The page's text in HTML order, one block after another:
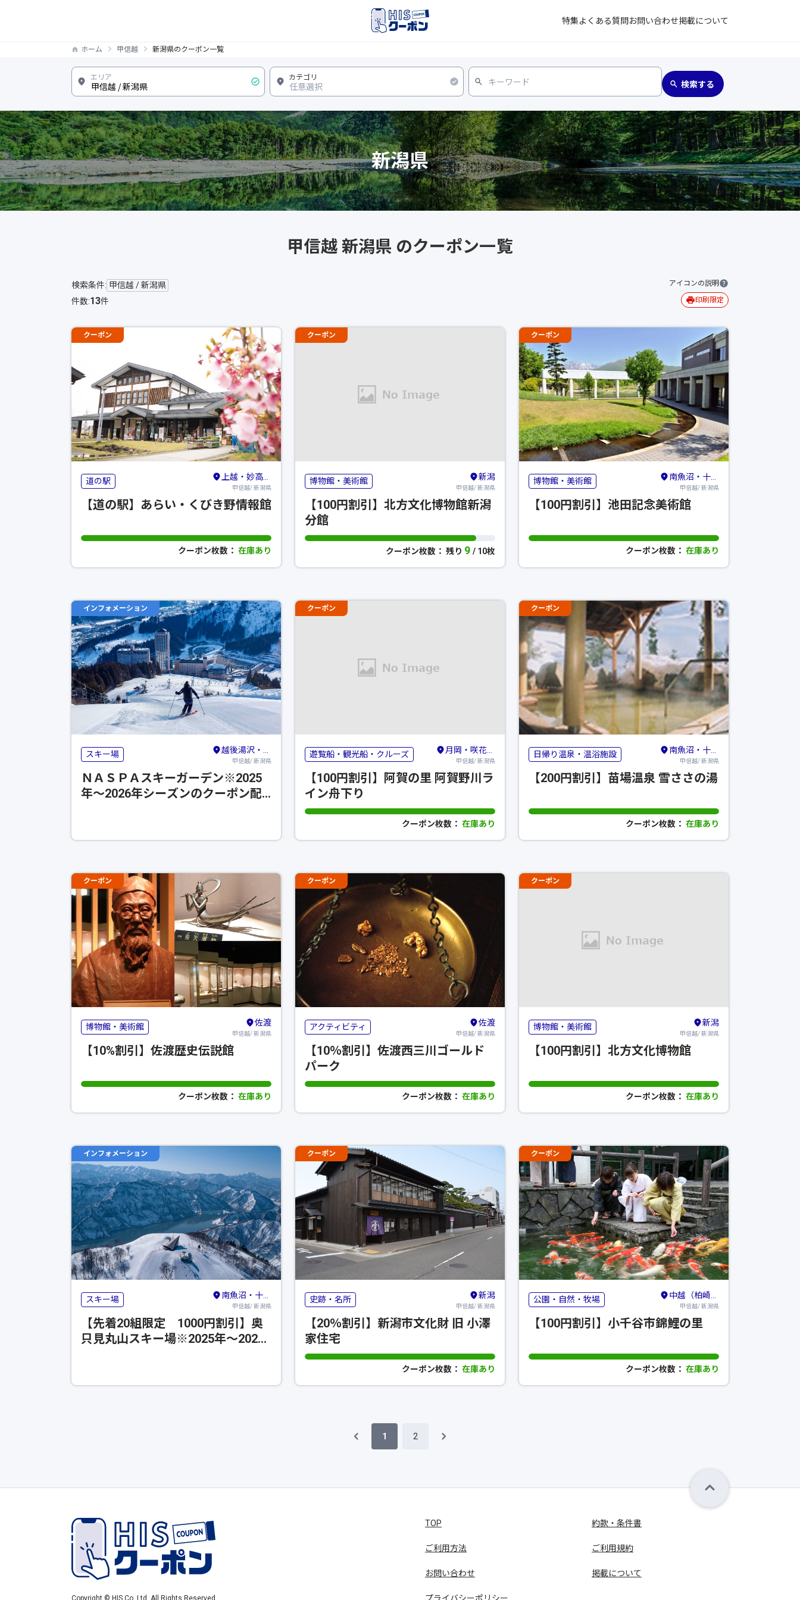
特集よくある質問お問い合わせ掲載について
ホーム 甲信越 新潟県のクーポン一覧
新潟県
甲信越 新潟県 のクーポン一覧
検索条件: 甲信越 / 新潟県
件数:13件
アイコンの説明
印刷限定
クーポン
道の駅 上越・妙高・糸魚川
甲信越/ 新潟県
【道の駅】あらい・くびき野情報館
クーポン枚数： 在庫あり
クーポン
博物館・美術館 新潟
甲信越/ 新潟県
【100円割引】北方文化博物館新潟
分館
クーポン枚数： 残り 9 / 10枚
クーポン
博物館・美術館 南魚沼・十日町・津南（六日町）
甲信越/ 新潟県
【100円割引】池田記念美術館
クーポン枚数： 在庫あり
インフォメーション
スキー場 越後湯沢・苗場
甲信越/ 新潟県
ＮＡＳＰＡスキーガーデン※2025
年～2026年シーズンのクーポン配
クーポン
遊覧船・観光船・クルーズ 月岡・咲花・阿賀野川
甲信越/ 新潟県
【100円割引】阿賀の里 阿賀野川ラ
イン舟下り
クーポン枚数： 在庫あり
クーポン
日帰り温泉・温浴施設 南魚沼・十日町・津南（六日町）
甲信越/ 新潟県
【200円割引】苗場温泉 雪ささの湯
クーポン枚数： 在庫あり
クーポン
博物館・美術館 佐渡
甲信越/ 新潟県
【10%割引】佐渡歴史伝説館
クーポン枚数： 在庫あり
クーポン
アクティビティ 佐渡
甲信越/ 新潟県
【10％割引】佐渡西三川ゴールド
パーク
クーポン枚数： 在庫あり
クーポン
博物館・美術館 新潟
甲信越/ 新潟県
【100円割引】北方文化博物館
クーポン枚数： 在庫あり
インフォメーション
スキー場 南魚沼・十日町・津南（六日町）
甲信越/ 新潟県
【先着20組限定 1000円割引】奥
只見丸山スキー場※2025年～2026
クーポン
史跡・名所 新潟
甲信越/ 新潟県
【20％割引】新潟市文化財 旧 小澤
家住宅
クーポン枚数： 在庫あり
クーポン
公園・自然・牧場 中越（柏崎・長岡・寺泊）
甲信越/ 新潟県
【100円割引】小千谷市錦鯉の里
クーポン枚数： 在庫あり
1 2
TOP
ご利用方法
お問い合わせ
約款・条件書
ご利用規約
掲載について
Copyright © HIS Co.,Ltd. All Rights Reserved.